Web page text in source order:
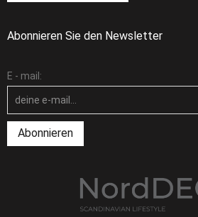
Abonnieren Sie den Newsletter
E - mail: